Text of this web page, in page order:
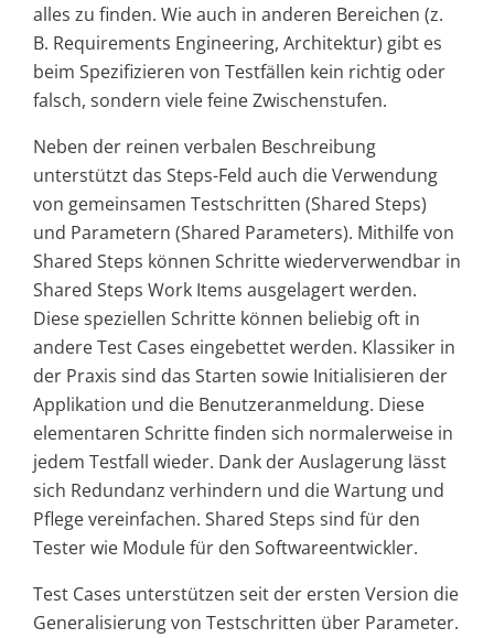
alles zu finden. Wie auch in anderen Bereichen (z.
B. Requirements Engineering, Architektur) gibt es
beim Spezifizieren von Testfällen kein richtig oder
falsch, sondern viele feine Zwischenstufen.
Neben der reinen verbalen Beschreibung
unterstützt das Steps-Feld auch die Verwendung
von gemeinsamen Testschritten (Shared Steps)
und Parametern (Shared Parameters). Mithilfe von
Shared Steps können Schritte wiederverwendbar in
Shared Steps Work Items ausgelagert werden.
Diese speziellen Schritte können beliebig oft in
andere Test Cases eingebettet werden. Klassiker in
der Praxis sind das Starten sowie Initialisieren der
Applikation und die Benutzeranmeldung. Diese
elementaren Schritte finden sich normalerweise in
jedem Testfall wieder. Dank der Auslagerung lässt
sich Redundanz verhindern und die Wartung und
Pflege vereinfachen. Shared Steps sind für den
Tester wie Module für den Softwareentwickler.
Test Cases unterstützen seit der ersten Version die
Generalisierung von Testschritten über Parameter.